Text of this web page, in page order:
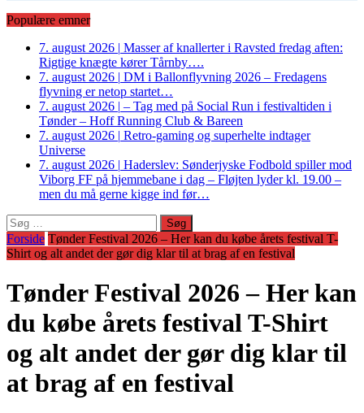
Populære emner
7. august 2026 | Masser af knallerter i Ravsted fredag aften:
Rigtige knægte kører Tårnby….
7. august 2026 | DM i Ballonflyvning 2026 – Fredagens
flyvning er netop startet…
7. august 2026 | – Tag med på Social Run i festivaltiden i
Tønder – Hoff Running Club & Bareen
7. august 2026 | Retro-gaming og superhelte indtager
Universe
7. august 2026 | Haderslev: Sønderjyske Fodbold spiller mod
Viborg FF på hjemmebane i dag – Fløjten lyder kl. 19.00 –
men du må gerne kigge ind før…
Søg
efter:
Forside Tønder Festival 2026 – Her kan du købe årets festival T-
Shirt og alt andet der gør dig klar til at brag af en festival
Tønder Festival 2026 – Her kan
du købe årets festival T-Shirt
og alt andet der gør dig klar til
at brag af en festival